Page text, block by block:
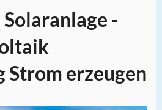
-
Strom erzeugen